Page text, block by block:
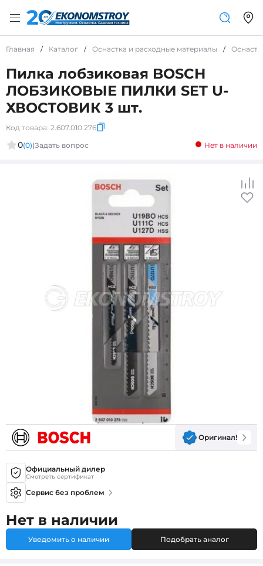
Главная / Каталог / Оснастка и расходные материалы /
Пилка лобзиковая BOSCH
ЛОБЗИКОВЫЕ ПИЛКИ SET U-
ХВОСТОВИК 3 шт.
Код товара: 2.607.010.276
0(0)|Задать вопрос Нет в наличии
Оригинал!
Официальный дилер
Смотреть сертификат
Сервис без проблем
Нет в наличии
Уведомить о наличии Подобрать аналог